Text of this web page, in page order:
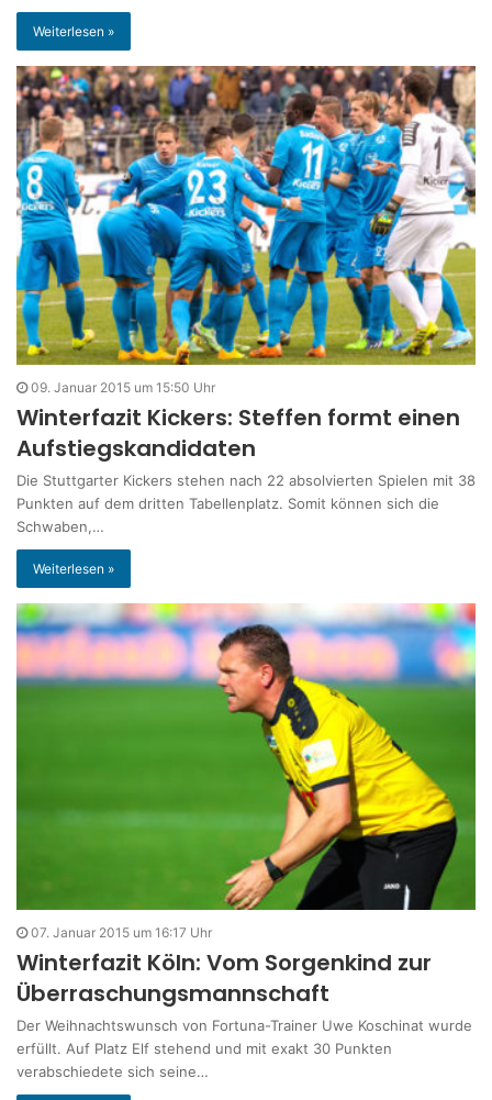
Weiterlesen »
09. Januar 2015 um 15:50 Uhr
Winterfazit Kickers: Steffen formt einen
Aufstiegskandidaten
Die Stuttgarter Kickers stehen nach 22 absolvierten Spielen mit 38
Punkten auf dem dritten Tabellenplatz. Somit können sich die
Schwaben,…
Weiterlesen »
07. Januar 2015 um 16:17 Uhr
Winterfazit Köln: Vom Sorgenkind zur
Überraschungsmannschaft
Der Weihnachtswunsch von Fortuna-Trainer Uwe Koschinat wurde
erfüllt. Auf Platz Elf stehend und mit exakt 30 Punkten
verabschiedete sich seine…